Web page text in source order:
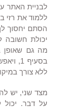
לבניית האתר
ללמוד את רזי
הסתם יחסוך
יכולת חשובה
מה גם שאופן
בסעיף
ללא צורך
מצד שני, יש
על דבר.